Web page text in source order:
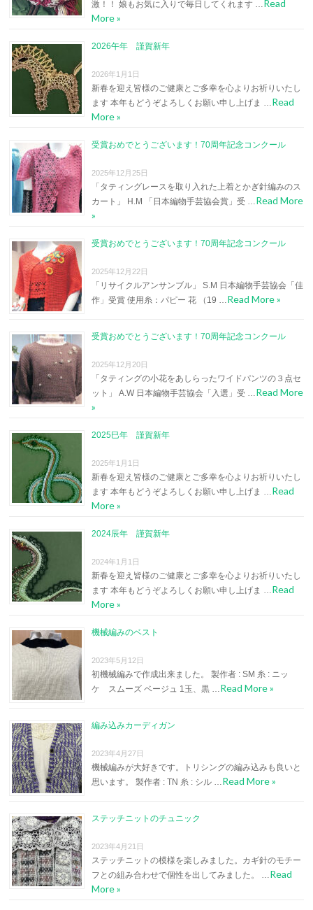
激！！ 娘もお気に入りで毎日してくれます …Read
More »
2026午年 謹賀新年
2026年1月1日
新春を迎え皆様のご健康とご多幸を心よりお祈りいたし
ます 本年もどうぞよろしくお願い申し上げま …Read
More »
受賞おめでとうございます！70周年記念コンクール
2025年12月25日
「タティングレースを取り入れた上着とかぎ針編みのス
カート」 H.M 「日本編物手芸協会賞」受 …Read More
»
受賞おめでとうございます！70周年記念コンクール
2025年12月22日
「リサイクルアンサンブル」 S.M 日本編物手芸協会「佳
作」受賞 使用糸：パピー 花 （19 …Read More »
受賞おめでとうございます！70周年記念コンクール
2025年12月20日
「タティングの小花をあしらったワイドパンツの３点セ
ット」 A.W 日本編物手芸協会「入選」受 …Read More
»
2025巳年 謹賀新年
2025年1月1日
新春を迎え皆様のご健康とご多幸を心よりお祈りいたし
ます 本年もどうぞよろしくお願い申し上げま …Read
More »
2024辰年 謹賀新年
2024年1月1日
新春を迎え皆様のご健康とご多幸を心よりお祈りいたし
ます 本年もどうぞよろしくお願い申し上げま …Read
More »
機械編みのベスト
2023年5月12日
初機械編みで作成出来ました。 製作者 : SM 糸 : ニッ
ケ スムーズ ベージュ 1玉、黒 …Read More »
編み込みカーディガン
2023年4月27日
機械編みが大好きです。トリシングの編み込みも良いと
思います。 製作者 : TN 糸 : シル …Read More »
ステッチニットのチュニック
2023年4月21日
ステッチニットの模様を楽しみました。カギ針のモチー
フとの組み合わせで個性を出してみました。 …Read
More »